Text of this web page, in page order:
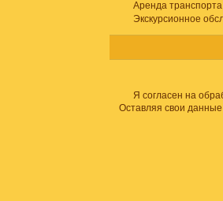
Аренда транспорта
Экскурсионное
Я согласен на
Оставляя свои